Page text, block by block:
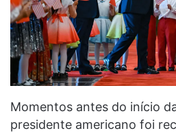
Momentos antes do início
presidente americano foi